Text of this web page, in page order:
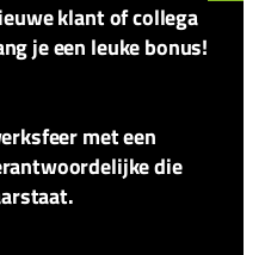
klant of collega
je een leuke bonus!
met een
die